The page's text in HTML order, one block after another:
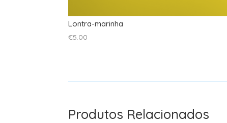
Lontra-marinha
€5.00
Produtos Relacionados